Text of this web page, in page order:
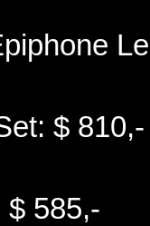
$ 810,-
$ 585,-